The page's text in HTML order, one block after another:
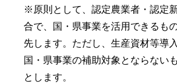
※原則として、認定農業者・認定
合で、国・県事業を活用できるも
先します。ただし、生産資材等導
国・県事業の補助対象とならない
とします。